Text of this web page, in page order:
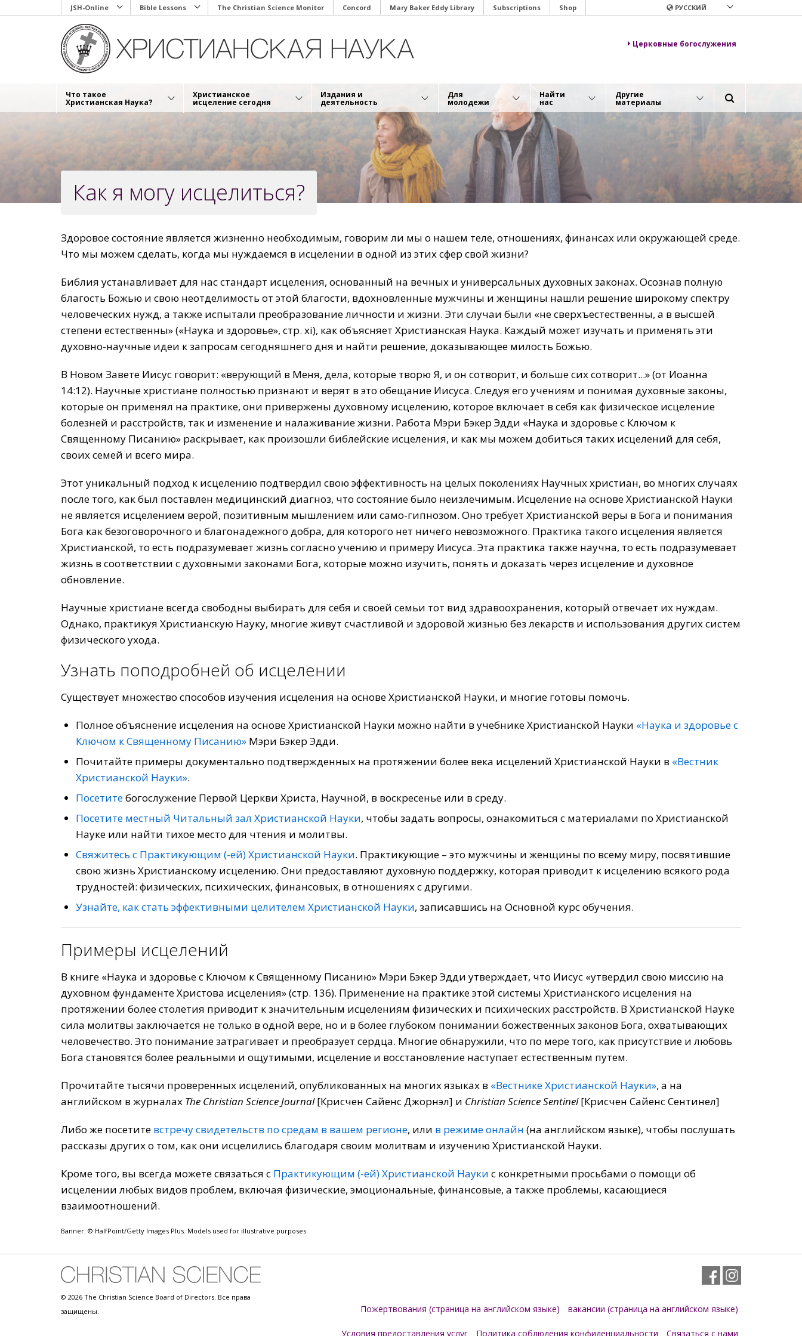
to
JSH-Online Bible Lessons The Christian Science Monitor Concord Mary Baker Eddy Library Subscriptions Shop РУССКИЙ
Церковные богослужения
Что такое
Христианская Наука?
Христианское
исцеление сегодня
Издания и
деятельность
Для
молодежи
Найти
нас
Другие
материалы
Как я могу исцелиться?
Здоровое состояние является жизненно необходимым, говорим ли мы о нашем теле, отношениях, финансах или окружающей среде.
Что мы можем сделать, когда мы нуждаемся в исцелении в одной из этих сфер свой жизни?
Библия устанавливает для нас стандарт исцеления, основанный на вечных и универсальных духовных законах. Осознав полную
благость Божью и свою неотделимость от этой благости, вдохновленные мужчины и женщины нашли решение широкому спектру
человеческих нужд, а также испытали преобразование личности и жизни. Эти случаи были «не сверхъестественны, а в высшей
степени естественны» («Наука и здоровье», стр. xi), как объясняет Христианская Наука. Каждый может изучать и применять эти
духовно-научные идеи к запросам сегодняшнего дня и найти решение, доказывающее милость Божью.
В Новом Завете Иисус говорит: «верующий в Меня, дела, которые творю Я, и он сотворит, и больше сих сотворит...» (от Иоанна
14:12). Научные христиане полностью признают и верят в это обещание Иисуса. Следуя его учениям и понимая духовные законы,
которые он применял на практике, они привержены духовному исцелению, которое включает в себя как физическое исцеление
болезней и расстройств, так и изменение и налаживание жизни. Работа Мэри Бэкер Эдди «Наукa и здоровье с Ключом к
Священному Писанию» раскрывает, как произошли библейские исцеления, и как мы можем добиться таких исцелений для себя,
своих семей и всего мира.
Этот уникальный подход к исцелению подтвердил свою эффективность на целых поколениях Научных христиан, во многих случаях
после того, как был поставлен медицинский диагноз, что состояние было неизлечимым. Исцеление на основе Христианской Науки
не является исцелением верой, позитивным мышлением или само-гипнозом. Оно требует Христианской веры в Бога и понимания
Бога как безоговорочного и благонадежного добра, для которого нет ничего невозможного. Практика такого исцеления является
Христианской, то есть подразумевает жизнь согласно учению и примеру Иисуса. Эта практика также научна, то есть подразумевает
жизнь в соответствии с духовными законами Бога, которые можно изучить, понять и доказать через исцеление и духовное
обновление.
Научные христиане всегда свободны выбирать для себя и своей семьи тот вид здравоохранения, который отвечает их нуждам.
Однако, практикуя Христианскую Науку, многие живут счастливой и здоровой жизнью без лекарств и использования других систем
физического ухода.
Узнать поподробней об исцелении
Существует множество способов изучения исцеления на основе Христианской Науки, и многие готовы помочь.
Полное объяснение исцеления на основе Христианской Науки можно найти в учебнике Христианской Науки «Наука и здоровье с
Ключом к Священному Писанию» Мэри Бэкер Эдди.
Почитайте примеры документально подтвержденных на протяжении более века исцелений Христианской Науки в «Вестник
Христианской Науки».
Посетитебогослужение Первой Церкви Христа, Научной, в воскресенье или в среду.
Посетите местный Читальный зал Христианской Науки, чтобы задать вопросы, ознакомиться с материалами по Христианской
Науке или найти тихое место для чтения и молитвы.
Свяжитесь с Практикующим (-ей) Христианской Науки. Практикующие – это мужчины и женщины по всему миру, посвятившие
свою жизнь Христианскому исцелению. Они предоставляют духовную поддержку, которая приводит к исцелению всякого рода
трудностей: физических, психических, финансовых, в отношениях с другими.
Узнайте, как стать эффективными целителем Христианской Науки, записавшись на Основной курс обучения.
Примеры исцелений
В книге «Наука и здоровье с Ключом к Священному Писанию» Мэри Бэкер Эдди утверждает, что Иисус «утвердил свою миссию на
духовном фундаменте Христова исцеления» (стр. 136). Применение на практике этой системы Христианского исцеления на
протяжении более столетия приводит к значительным исцелениям физических и психических расстройств. В Христианской Науке
сила молитвы заключается не только в одной вере, но и в более глубоком понимании божественных законов Бога, охватывающих
человечество. Это понимание затрагивает и преобразует сердца. Многие обнаружили, что по мере того, как присутствие и любовь
Бога становятся более реальными и ощутимыми, исцеление и восстановление наступает естественным путем.
Прочитайте тысячи проверенных исцелений, опубликованных на многих языках в «Вестнике Христианской Науки», а на
английском в журналах The Christian Science Journal[Крисчен Сайенс Джорнэл] и Christian Science Sentinel[Крисчен Сайенс Сентинел]
Либо же посетите встречу свидетельств по средам в вашем регионе, или в режиме онлайн (на английском языке), чтобы послушать
рассказы других о том, как они исцелились благодаря своим молитвам и изучению Христианской Науки.
Кроме того, вы всегда можете связаться с Практикующим (-ей) Христианской Науки с конкретными просьбами о помощи об
исцелении любых видов проблем, включая физические, эмоциональные, финансовые, а также проблемы, касающиеся
взаимоотношений.
Banner: © HalfPoint/Getty Images Plus. Models used for illustrative purposes.
FacebookInstagram
Пожертвования (страница на английском языке) вакансии (страница на английском языке)
Условия предоставления услуг Политика соблюдения конфиденциальности Связаться с нами
© 2026 The Christian Science Board of Directors. Все права
защищены.